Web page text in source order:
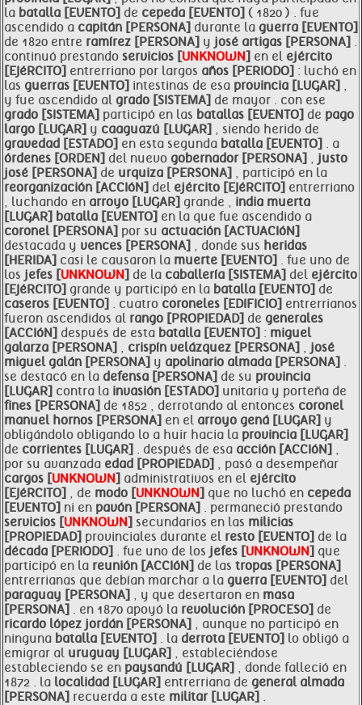
la batalla [EVENTO] de cepeda [EVENTO] ( 1820 ) . fue
ascendido a capitán [PERSONA] durante la guerra [EVENTO]
de 1820 entre ramírez [PERSONA] y josé artigas [PERSONA] .
continuó prestando servicios [UNKNOWN] en el ejército
[EJéRCITO] entrerriano por largos años [PERIODO] : luchó en
las guerras [EVENTO] intestinas de esa provincia [LUGAR] ,
y fue ascendido al grado [SISTEMA] de mayor . con ese
grado [SISTEMA] participó en las batallas [EVENTO] de pago
largo [LUGAR] y caaguazú [LUGAR] , siendo herido de
gravedad [ESTADO] en esta segunda batalla [EVENTO] . a
órdenes [ORDEN] del nuevo gobernador [PERSONA] , justo
josé [PERSONA] de urquiza [PERSONA] , participó en la
reorganización [ACCIóN] del ejército [EJéRCITO] entrerriano
, luchando en arroyo [LUGAR] grande , india muerta
[LUGAR] batalla [EVENTO] en la que fue ascendido a
coronel [PERSONA] por su actuación [ACTUACIóN]
destacada y vences [PERSONA] , donde sus heridas
[HERIDA] casi le causaron la muerte [EVENTO] . fue uno de
los jefes [UNKNOWN] de la caballería [SISTEMA] del ejército
[EJéRCITO] grande y participó en la batalla [EVENTO] de
caseros [EVENTO] . cuatro coroneles [EDIFICIO] entrerrianos
fueron ascendidos al rango [PROPIEDAD] de generales
[ACCIóN] después de esta batalla [EVENTO] : miguel
galarza [PERSONA] , crispín velázquez [PERSONA] , josé
miguel galán [PERSONA] y apolinario almada [PERSONA] .
se destacó en la defensa [PERSONA] de su provincia
[LUGAR] contra la invasión [ESTADO] unitaria y porteña de
fines [PERSONA] de 1852 , derrotando al entonces coronel
manuel hornos [PERSONA] en el arroyo gená [LUGAR] y
obligándolo obligando lo a huir hacia la provincia [LUGAR]
de corrientes [LUGAR] . después de esa acción [ACCIóN] ,
por su avanzada edad [PROPIEDAD] , pasó a desempeñar
cargos [UNKNOWN] administrativos en el ejército
[EJéRCITO] , de modo [UNKNOWN] que no luchó en cepeda
[EVENTO] ni en pavón [PERSONA] . permaneció prestando
servicios [UNKNOWN] secundarios en las milicias
[PROPIEDAD] provinciales durante el resto [EVENTO] de la
década [PERIODO] . fue uno de los jefes [UNKNOWN] que
participó en la reunión [ACCIóN] de las tropas [PERSONA]
entrerrianas que debían marchar a la guerra [EVENTO] del
paraguay [PERSONA] , y que desertaron en masa
[PERSONA] . en 1870 apoyó la revolución [PROCESO] de
ricardo lópez jordán [PERSONA] , aunque no participó en
ninguna batalla [EVENTO] . la derrota [EVENTO] lo obligó a
emigrar al uruguay [LUGAR] , estableciéndose
estableciendo se en paysandú [LUGAR] , donde falleció en
1872 . la localidad [LUGAR] entrerriana de general almada
[PERSONA] recuerda a este militar [LUGAR] .